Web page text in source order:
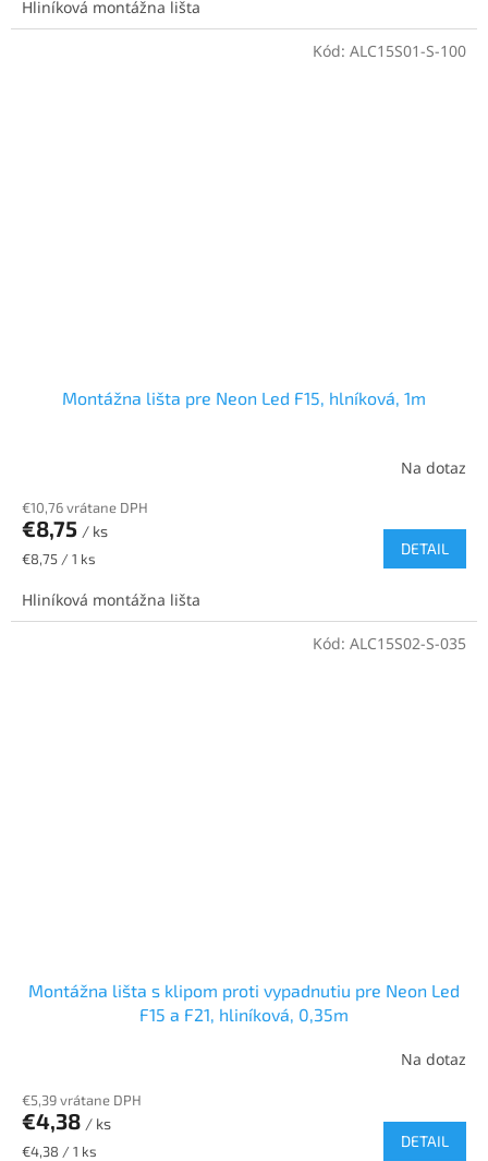
Hliníková montážna lišta
Montážna lišta pre Neon Led F15, hlníková, 1m
Na dotaz
€10,76 vrátane DPH
€8,75 / ks
Jednotková
€8,75 / 1 ks
DETAIL
Hliníková montážna lišta
Kód: ALC15S01-S-100
Montážna lišta s klipom proti vypadnutiu pre Neon Led
F15 a F21, hliníková, 0,35m
Na dotaz
€5,39 vrátane DPH
€4,38 / ks
Jednotková
€4,38 / 1 ks
DETAIL
Kód: ALC15S02-S-035